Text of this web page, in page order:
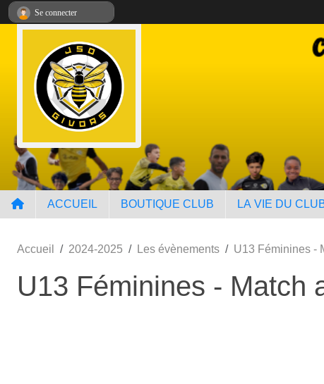
ACCUEIL BOUTIQUE CLUB LA VIE DU
Accueil 2024-2025 Les évènements U13 Féminines -
U13 Féminines - Match
Se connecter
Panneau de gestion des cookies